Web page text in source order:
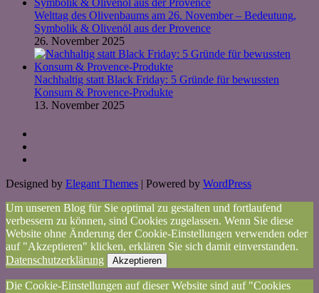
Welttag des Olivenbaums am 26. November – Bedeutung,
Symbolik & Olivenöl aus der Provence
26. November 2025
Nachhaltig statt Black Friday: 5 Gründe für bewussten
Konsum & Provence-Produkte
13. November 2025
Designed by Elegant Themes | Powered by WordPress
Um unseren Blog für Sie optimal zu gestalten und fortlaufend
verbessern zu können, sind Cookies zugelassen. Wenn Sie diese
Website ohne Änderung der Cookie-Einstellungen verwenden oder
auf "Akzeptieren" klicken, erklären Sie sich damit einverstanden.
Datenschutzerklärung
Akzeptieren
Die Cookie-Einstellungen auf dieser Website sind auf "Cookies